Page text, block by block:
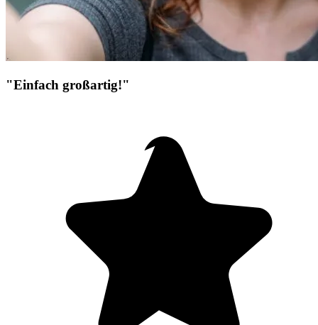
"Einfach großartig!"